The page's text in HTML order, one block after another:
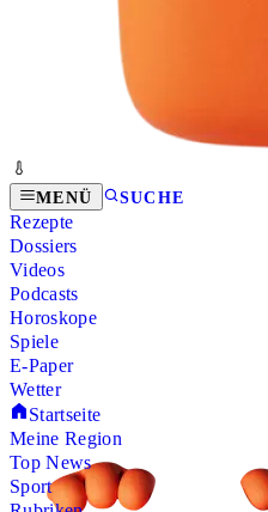
MENÜ SUCHE
Rezepte
Dossiers
Videos
Podcasts
Horoskope
Spiele
E-Paper
Wetter
Startseite
Meine Region
Top News
Sport